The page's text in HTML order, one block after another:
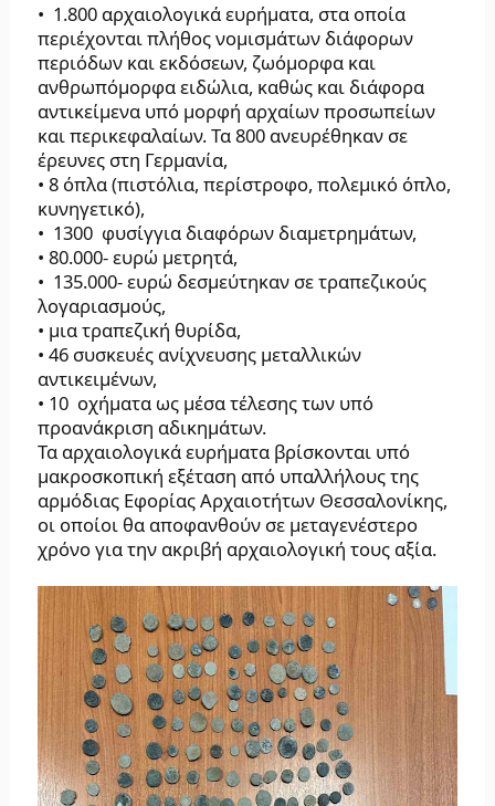
• 1.800 αρχαιολογικά ευρήματα, στα οποία
περιέχονται πλήθος νομισμάτων διάφορων
περιόδων και εκδόσεων, ζωόμορφα και
ανθρωπόμορφα ειδώλια, καθώς και διάφορα
αντικείμενα υπό μορφή αρχαίων προσωπείων
και περικεφαλαίων. Τα 800 ανευρέθηκαν σε
έρευνες στη Γερμανία,
• 8 όπλα (πιστόλια, περίστροφο, πολεμικό όπλο,
κυνηγετικό),
• 1300 φυσίγγια διαφόρων διαμετρημάτων,
• 80.000- ευρώ μετρητά,
• 135.000- ευρώ δεσμεύτηκαν σε τραπεζικούς
λογαριασμούς,
• μια τραπεζική θυρίδα,
• 46 συσκευές ανίχνευσης μεταλλικών
αντικειμένων,
• 10 οχήματα ως μέσα τέλεσης των υπό
προανάκριση αδικημάτων.
Τα αρχαιολογικά ευρήματα βρίσκονται υπό
μακροσκοπική εξέταση από υπαλλήλους της
αρμόδιας Εφορίας Αρχαιοτήτων Θεσσαλονίκης,
οι οποίοι θα αποφανθούν σε μεταγενέστερο
χρόνο για την ακριβή αρχαιολογική τους αξία.